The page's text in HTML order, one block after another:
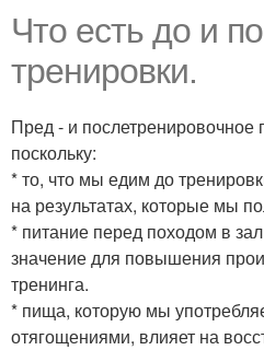
Что есть до и
тренировки.
Пред - и послетренировочное
поскольку:
* то, что мы едим до
на результатах, которые мы
* питание перед походом в
значение для повышения
тренинга.
* пища, которую мы
отягощениями, влияет на